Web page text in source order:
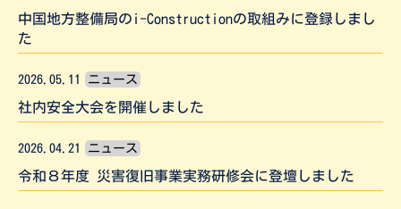
中国地方整備局のi-Constructionの取組みに登録しまし
た
2026.05.11 ニュース
社内安全大会を開催しました
2026.04.21 ニュース
令和８年度 災害復旧事業実務研修会に登壇しました